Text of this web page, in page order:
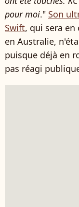
pour moi." Son
Swift, qui sera
en Australie,
puisque déjà en
pas réagi